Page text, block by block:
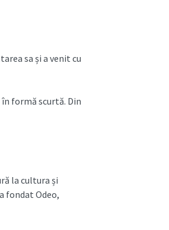
sa și a venit cu
formă scurtă. Din
la cultura și
fondat Odeo,